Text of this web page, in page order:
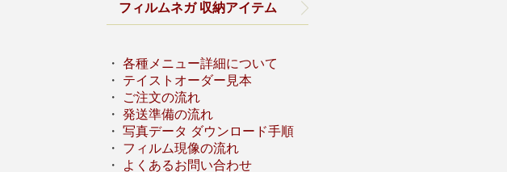
フィルムネガ 収納アイテム
・ 各種メニュー詳細について
・ テイストオーダー見本
・
ご注文の流れ
・ 発送準備の流れ
・ 写真データ ダウンロード手順
・ フィルム現像の流れ
・
よくあるお問い合わせ